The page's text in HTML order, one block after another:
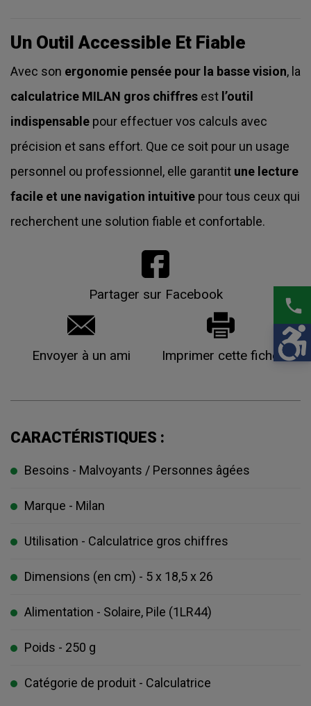
Un Outil Accessible Et Fiable
Avec son ergonomie pensée pour la basse vision, la
calculatrice MILAN gros chiffres est l’outil
indispensable pour effectuer vos calculs avec
précision et sans effort. Que ce soit pour un usage
personnel ou professionnel, elle garantit une lecture
facile et une navigation intuitive pour tous ceux qui
recherchent une solution fiable et confortable.
Partager sur Facebook
Envoyer à un ami Imprimer cette fiche
CARACTÉRISTIQUES :
Besoins - Malvoyants / Personnes âgées
Marque - Milan
Utilisation - Calculatrice gros chiffres
Dimensions (en cm) - 5 x 18,5 x 26
Alimentation - Solaire, Pile (1LR44)
Poids - 250 g
Catégorie de produit - Calculatrice
phone